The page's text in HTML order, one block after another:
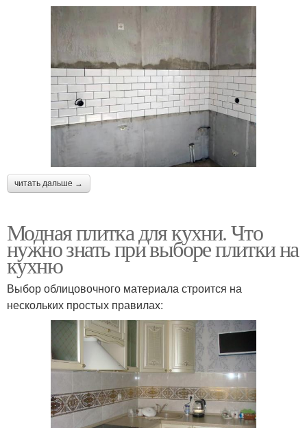
читать дальше →
Модная плитка для кухни. Что
нужно знать при выборе плитки на
кухню
Выбор облицовочного материала строится на
нескольких простых правилах: